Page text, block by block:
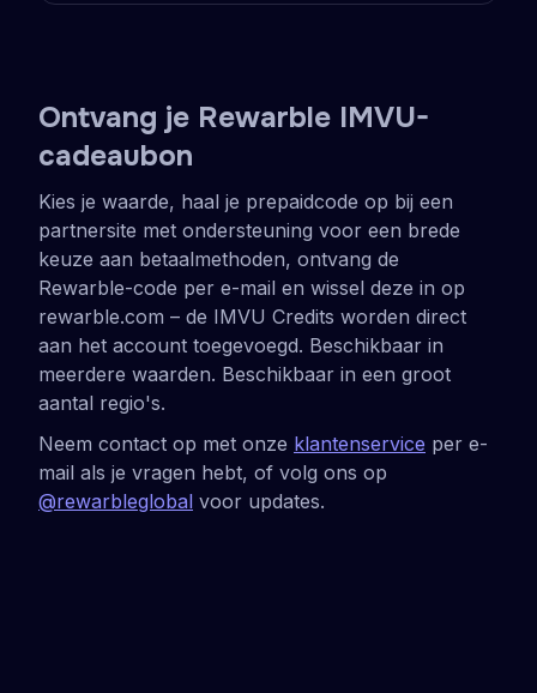
Ontvang je Rewarble IMVU-
cadeaubon
Kies je waarde, haal je prepaidcode op bij een
partnersite met ondersteuning voor een brede
keuze aan betaalmethoden, ontvang de
Rewarble-code per e-mail en wissel deze in op
rewarble.com – de IMVU Credits worden direct
aan het account toegevoegd. Beschikbaar in
meerdere waarden. Beschikbaar in een groot
aantal regio's.
Neem contact op met onze klantenservice per e-
mail als je vragen hebt, of volg ons op
@rewarbleglobal voor updates.